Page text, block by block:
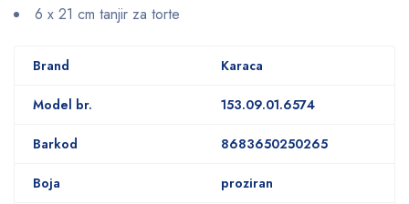
6 x 21 cm tanjir za torte
Brand Karaca
Model br. 153.09.01.6574
Barkod 8683650250265
Boja proziran